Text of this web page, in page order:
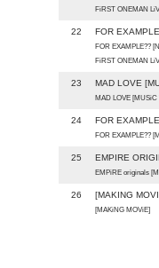
FiRST ONEMAN
22 FOR
FOR EXAMPLE??
FiRST ONEMAN
23 MAD LOVE
MAD LOVE
24 FOR
FOR EXAMPLE??
25 EMPIRE
EMPiRE originals
26 [MAKING
[MAKiNG MOViE]